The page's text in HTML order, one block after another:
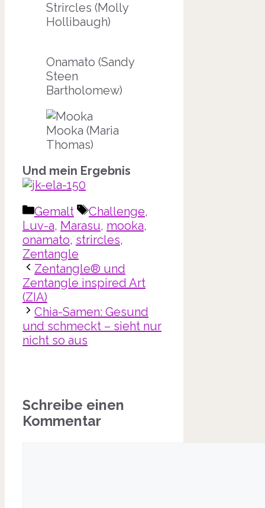
Strircles (Molly
Hollibaugh)
Onamato (Sandy
Steen
Bartholomew)
Mooka (Maria
Thomas)
Und mein Ergebnis
Kategorien
Gemalt Schlagwörter
Challenge,
Luv-a, Marasu, mooka,
onamato, strircles,
Zentangle
Zentangle® und
Zentangle inspired Art
(ZIA)
Chia-Samen: Gesund
und schmeckt – sieht nur
nicht so aus
Schreibe einen
Kommentar